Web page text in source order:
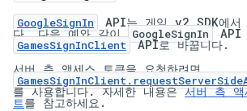
GoogleSignIn API는 게임 v2 SDK에서
다. 다음 예와 같이 GoogleSignIn API
GamesSignInClient API로 바꿉니다.
서버 측 액세스 토큰을 요청하려면
를 사용합니다. 자세한 내용은서버 측 액
트를 참고하세요.